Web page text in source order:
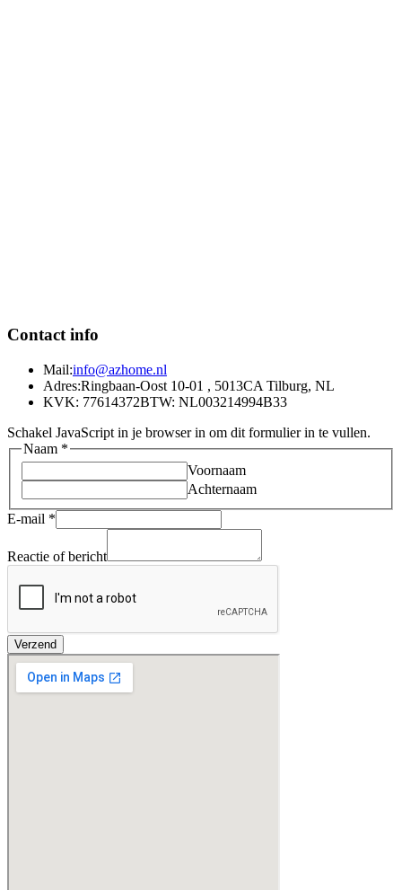
Contact info
Mail:info@azhome.nl
Adres:Ringbaan-Oost 10-01 , 5013CA Tilburg, NL
KVK: 77614372BTW: NL003214994B33
Schakel JavaScript in je browser in om dit formulier in te vullen.
Naam *
Voornaam
Achternaam
E-mail *
Reactie of bericht
Verzend